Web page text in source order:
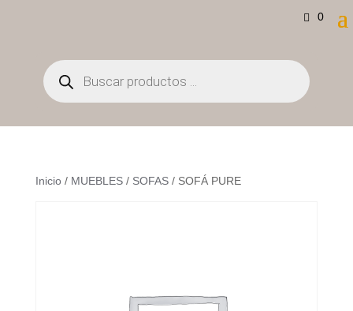
0
Búsqueda
de
productos
Inicio/ MUEBLES/ SOFAS/ SOFÁ PURE